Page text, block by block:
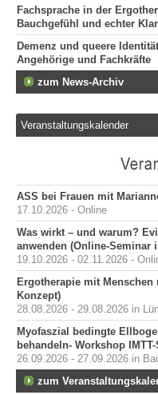
Fachsprache in der
Bauchgefühl und echter
Demenz und queere
Angehörige und Fachkräfte
zum News-Archiv
Veranstaltungskalender
ASS bei Frauen mit
17.10.2026 - Online
Was wirkt – und warum?
anwenden (Online-Seminar
19.10.2026 - 02.11.2026 -
Ergotherapie mit
Konzept)
28.08.2026 - 29.08.2026 in
Myofaszial bedingte
behandeln- Workshop IMTT-
26.09.2026 - 27.09.2026 in
zum